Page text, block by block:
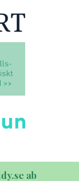
ab